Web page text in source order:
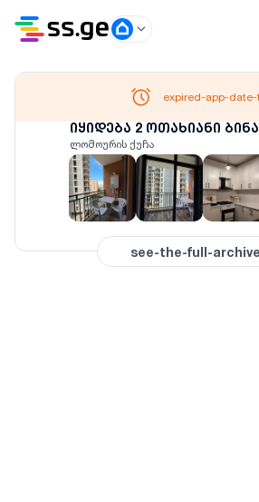
იყიდება 2 ოთახიანი
ლომოურის ქუჩა
expired-app-
see-the-full-archive